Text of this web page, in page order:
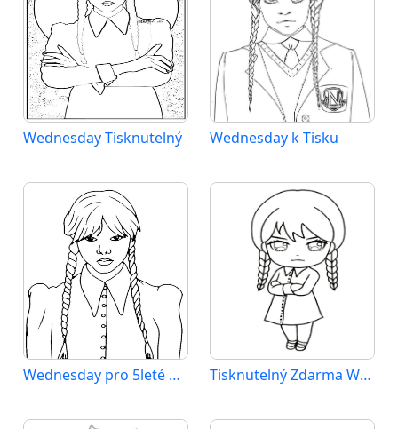
Wednesday Tisknutelný Wednesday k Tisku
Wednesday pro 5leté Děti Tisknutelný Zdarma Wednesday